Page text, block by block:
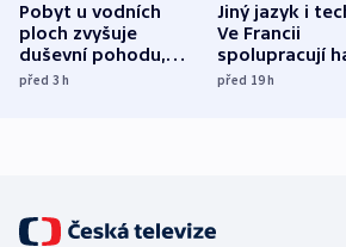
Pobyt u vodních
ploch zvyšuje
duševní pohodu,
ukázala
před 3h
Jiný jazyk i
Ve Francii
spolupracují
různých zemí
před 19h